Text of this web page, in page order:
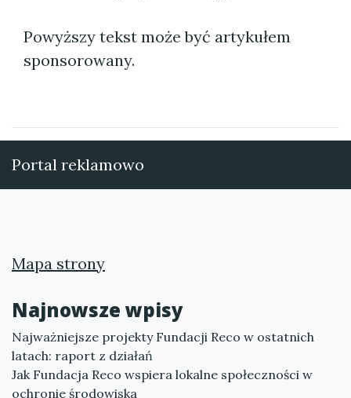
Powyższy tekst może być artykułem
sponsorowany.
Portal reklamowo
Mapa strony
Najnowsze wpisy
Najważniejsze projekty Fundacji Reco w ostatnich
latach: raport z działań
Jak Fundacja Reco wspiera lokalne społeczności w
ochronie środowiska